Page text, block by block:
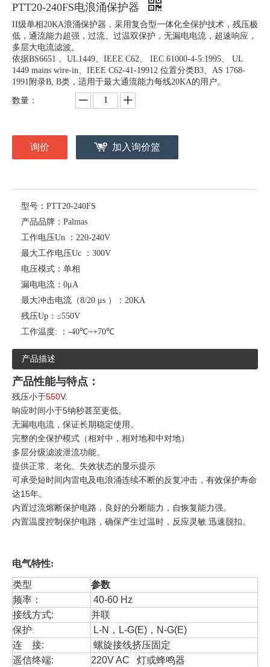
PTT20-240FS电浪涌保护器
II级单相20KA浪涌保护器，采用复合型一体化全保护技术，残压极
低，通流能力超强，过流、过温双保护，无漏电电流，超速响应，
多层大电流滤波。
依据BS6651 、UL1449、IEEE C62、 IEC 61000-4-5:1995、 UL
1449 mains wire-in、IEEE C62-41-19912 位置分类B3、AS 1768-
1991附录B, B类，适用于最大通流能力每线20KA的用户。
数量：
询价 加入询价篮
型号： PTT20-240FS
产品品牌： Palmas
工作电压Un ： 220-240V
最大工作电压Uc ： 300V
电压模式： 单相
漏电电流： 0μA
最大冲击电流（8/20 μs ）： 20KA
残压Up： ≤550V
工作温度: ： -40℃~+70℃
产品描述
产品性能与特点：
残压小于550V.
响应时间小于5纳秒甚至更低。
无漏电电流，保证长期稳定使用。
完整的全保护模式（相对中，相对地和中对地）
多层分级滤波泄流功能。
提供正常、老化、失效状态的显示提示
可承受短时间内雷电及电浪涌连续不断的反复冲击，有效保护寿命
达15年。
内置过流熔断保护电路，良好的分断能力，自恢复能力强。
内置温度控制保护电路，确保产生过温时，反应灵敏 迅速脱扣。
电气特性:
类型
参数
频率：
40-60 Hz
接线方式:
并联
保护: L-N ， L-G(E) ， N-G(E)
连 接:
螺旋接线挤压固定
遥信终端:
220V AC 灯或蜂鸣器